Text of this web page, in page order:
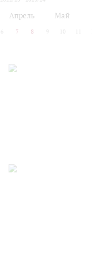
Апрель Май
6 7 8 9 10